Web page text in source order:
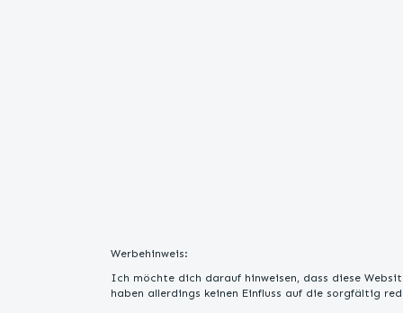
Werbehinweis:
Ich möchte dich darauf hinweisen, dass diese
haben allerdings keinen Einfluss auf die sorgfältig